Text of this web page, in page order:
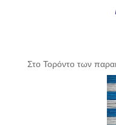
Στο Τορόντο των